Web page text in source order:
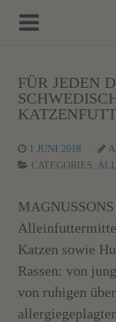
FÜR JEDEN
1 JUNI 2018
CATEGORIES:
Katzen sowie
Rassen: von
von ruhigen